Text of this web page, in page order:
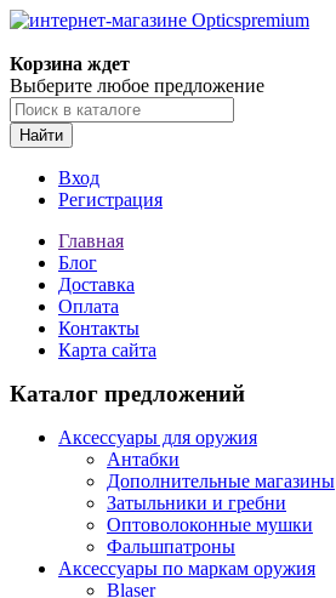
Корзина ждет
Выберите любое предложение
Найти
Вход
Регистрация
Главная
Блог
Доставка
Оплата
Контакты
Карта сайта
Каталог предложений
Аксессуары для оружия
Антабки
Дополнительные магазины
Затыльники и гребни
Оптоволоконные мушки
Фальшпатроны
Аксессуары по маркам оружия
Blaser